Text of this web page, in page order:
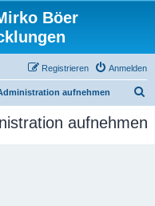
Böer
Anmelden
Registrieren
aufnehmen
c
aufnehmen